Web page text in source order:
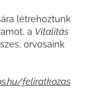
létrehoztunk
a Vitalitás
orvosaink
feliratkozas